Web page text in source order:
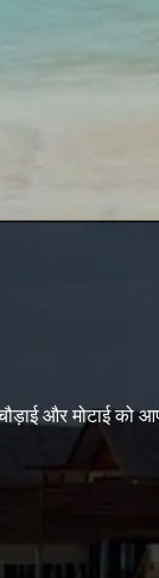
और मोटाई को